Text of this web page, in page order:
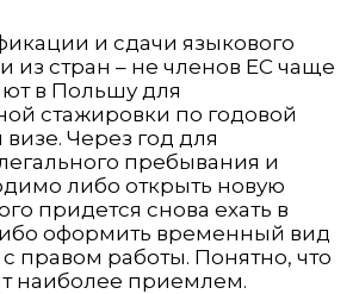
и сдачи языкового
из стран – не членов ЕС чаще
в Польшу для
стажировки по годовой
Через год для
пребывания и
либо открыть новую
придется снова ехать в
оформить временный вид
правом работы. Понятно, что
наиболее приемлем.